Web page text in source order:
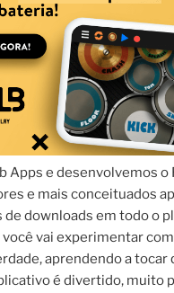
Apps e desenvolvemos o
e mais conceituados
downloads em todo o
você vai experimentar
aprendendo a
é divertido, muito